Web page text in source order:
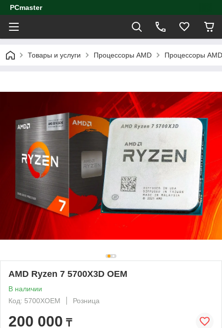
PCmaster
Товары и услуги Процессоры AMD Процессоры
AMD Ryzen 7 5700X3D OEM
В наличии
Код: 5700XOEM
Розница
200 000 ₸